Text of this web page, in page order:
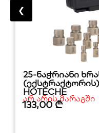
25-ნაჭრიანი
(ექსტრაქტორის)
HOTECHE
არ არის მარაგში
133,00₾
❮